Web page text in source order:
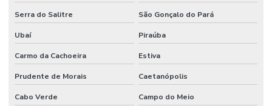
Serra do Salitre São Gonçalo do Pará
Ubaí Piraúba
Carmo da Cachoeira Estiva
Prudente de Morais Caetanópolis
Cabo Verde Campo do Meio